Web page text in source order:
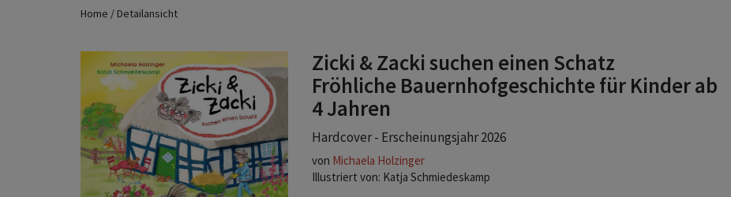
Home Detailansicht
Zicki & Zacki suchen einen Schatz
Fröhliche Bauernhofgeschichte für Kinder ab
4 Jahren
Hardcover - Erscheinungsjahr 2026
von Michaela Holzinger
Illustriert von: Katja Schmiedeskamp